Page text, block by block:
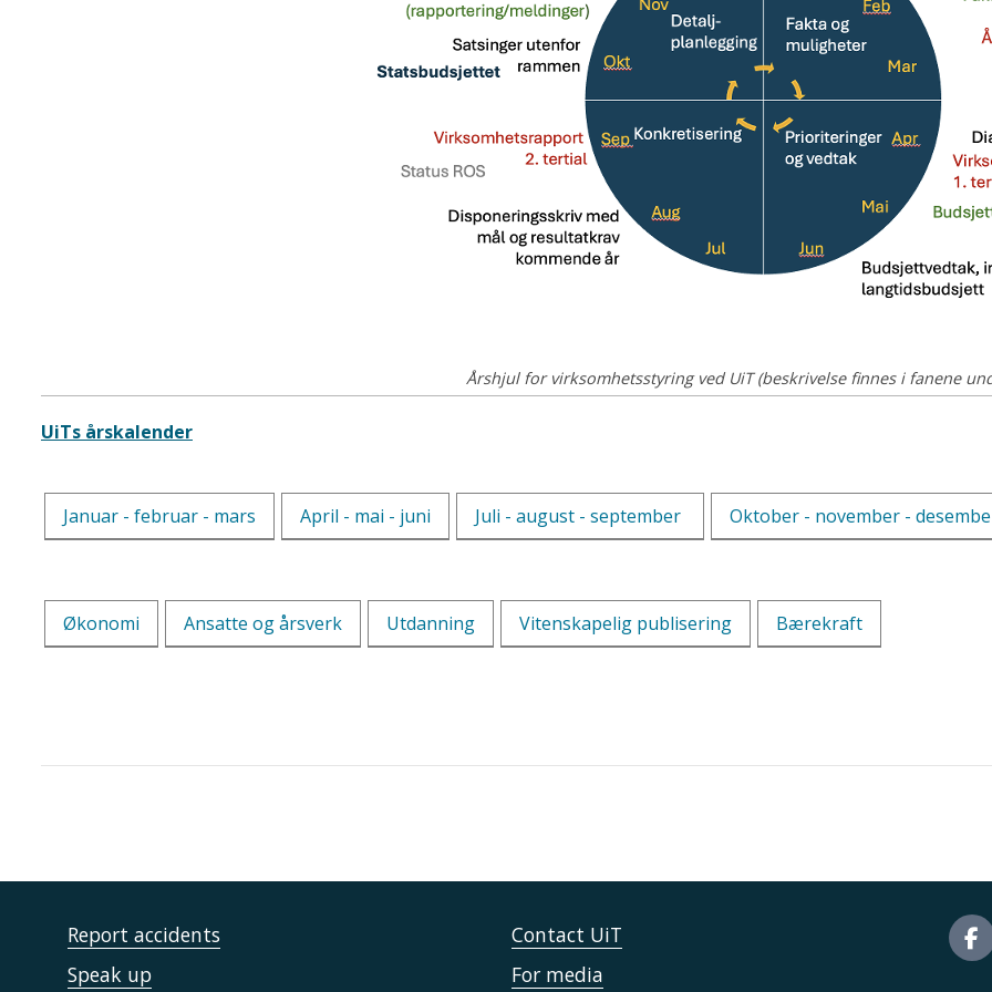
Årshjul for virksomhetsstyring ved UiT (beskrivelse finnes i fanene
UiTs årskalender
Januar - februar - mars April - mai - juni Juli - august - september Oktober - november -
Økonomi Ansatte og årsverk Utdanning Vitenskapelig publisering Bærekraft
Report accidents
Speak up
Contact UiT
For media